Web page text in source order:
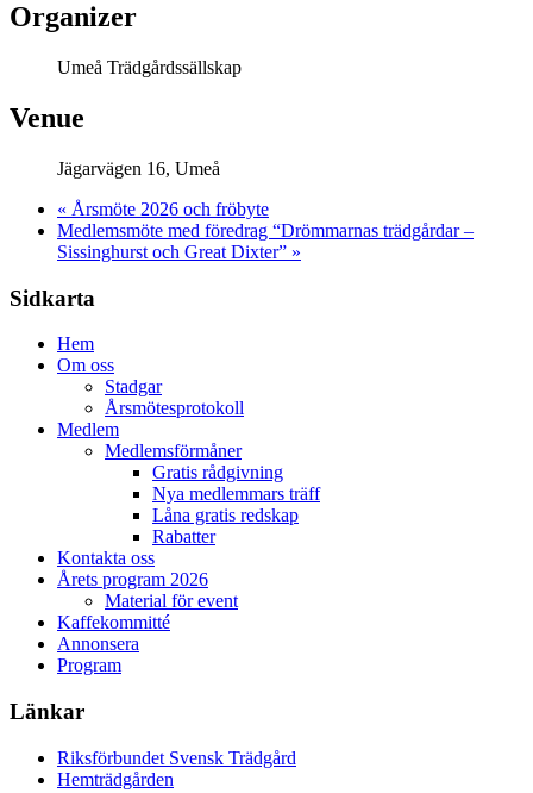
Organizer
Umeå Trädgårdssällskap
Venue
Jägarvägen 16, Umeå
« Årsmöte 2026 och fröbyte
Medlemsmöte med föredrag “Drömmarnas trädgårdar –
Sissinghurst och Great Dixter” »
Sidkarta
Hem
Om oss
Stadgar
Årsmötesprotokoll
Medlem
Medlemsförmåner
Gratis rådgivning
Nya medlemmars träff
Låna gratis redskap
Rabatter
Kontakta oss
Årets program 2026
Material för event
Kaffekommitté
Annonsera
Program
Länkar
Riksförbundet Svensk Trädgård
Hemträdgården